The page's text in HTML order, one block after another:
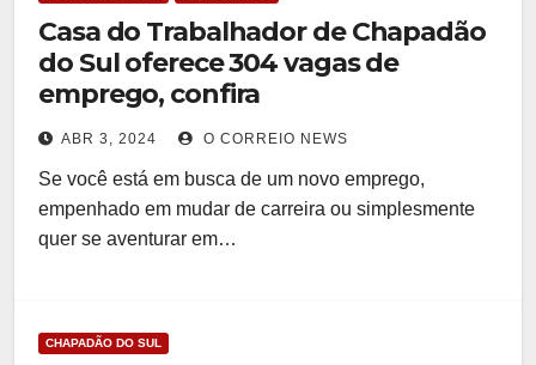
Casa do Trabalhador de Chapadão
do Sul oferece 304 vagas de
emprego, confira
ABR 3, 2024 O CORREIO NEWS
Se você está em busca de um novo emprego,
empenhado em mudar de carreira ou simplesmente
quer se aventurar em…
CHAPADÃO DO SUL